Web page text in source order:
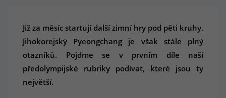
Již za měsíc startují další zimní hry pod pěti kruhy.
Jihokorejský Pyeongchang je však stále plný
otazníků. Pojďme se v prvním díle naší
předolympijské rubriky podívat, které jsou ty
největší.